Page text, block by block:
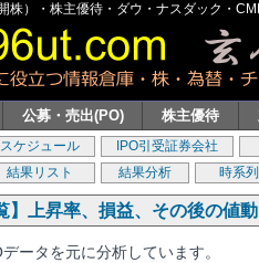
株）・株主優待・ダウ・ナスダック・
公募・売出(PO) 株主優待
スケジュール IPO引受証券会社
結果リスト 結果分析 時系列
】上昇率、損益、その後の値
ータを元に分析しています。